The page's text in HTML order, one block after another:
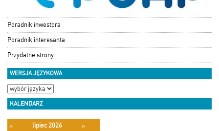
Poradnik inwestora
Poradnik interesanta
Przydatne strony
WERSJA JĘZYKOWA
KALENDARZ
« lipiec 2026 »